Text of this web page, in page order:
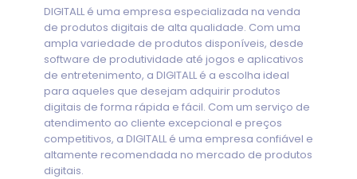
DIGITALL é uma empresa especializada na venda
de produtos digitais de alta qualidade. Com uma
ampla variedade de produtos disponíveis, desde
software de produtividade até jogos e aplicativos
de entretenimento, a DIGITALL é a escolha ideal
para aqueles que desejam adquirir produtos
digitais de forma rápida e fácil. Com um serviço de
atendimento ao cliente excepcional e preços
competitivos, a DIGITALL é uma empresa confiável e
altamente recomendada no mercado de produtos
digitais.